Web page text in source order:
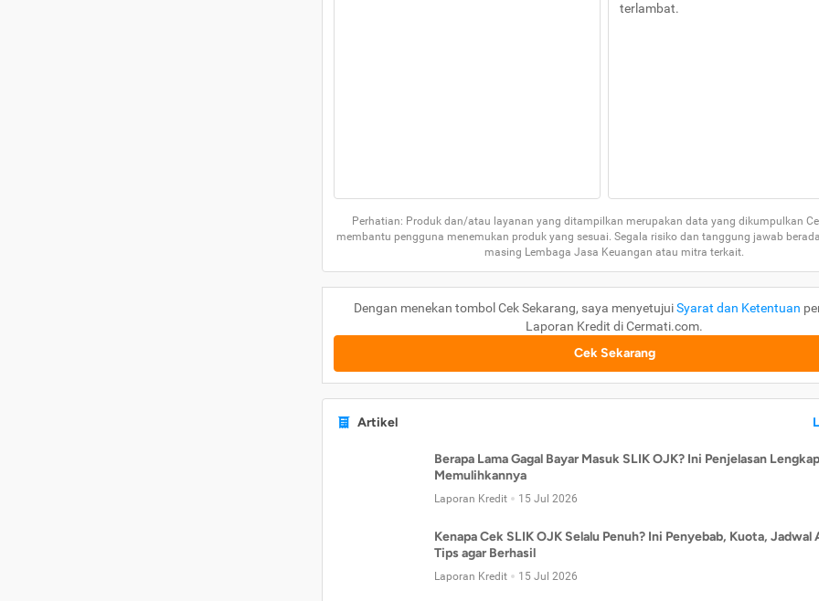
terlambat.
Perhatian: Produk dan/atau layanan yang ditampilkan merupakan data yang dikumpulkan
membantu pengguna menemukan produk yang sesuai. Segala risiko dan tanggung jawab
masing Lembaga Jasa Keuangan atau mitra terkait.
Dengan menekan tombol Cek Sekarang, saya menyetujuiSyarat dan Ketentuan
Laporan Kredit di Cermati.com.
Cek Sekarang
Artikel
Berapa Lama Gagal Bayar Masuk SLIK OJK? Ini Penjelasan
Memulihkannya
Laporan Kredit 15 Jul 2026
Kenapa Cek SLIK OJK Selalu Penuh? Ini Penyebab, Kuota, Jadwal
Tips agar Berhasil
Laporan Kredit 15 Jul 2026